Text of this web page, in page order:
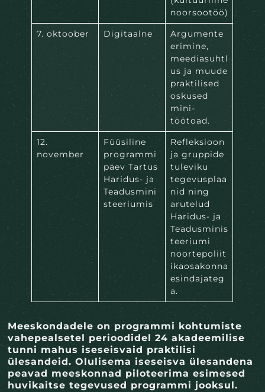
noorsootöö)
7. oktoober
Digitaalne
Argumente
erimine,
meediasuhtl
us ja muude
praktilised
oskused
mini-
töötoad.
12.
november
Füüsiline
programmi
päev Tartus
Haridus- ja
Teadusmini
steeriumis
Refleksioon
ja gruppide
tuleviku
tegevusplaa
nid ning
arutelud
Haridus- ja
Teadusminis
teeriumi
noortepoliit
ikaosakonna
esindajateg
a.
Meeskondadele on programmi kohtumiste
vahepealsetel perioodidel 24 akadeemilise
tunni mahus iseseisvaid praktilisi
ülesandeid. Olulisema iseseisva ülesandena
peavad meeskonnad piloteerima esimesed
huvikaitse tegevused programmi jooksul.